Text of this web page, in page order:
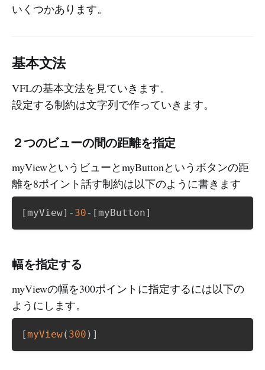
いくつかあります。
基本文法
VFLの基本文法を見ていきます。
設定する制約は文字列で作っていきます。
２つのビューの間の距離を指定
myViewというビューとmyButtonというボタンの距
離を8ポイント話す制約は以下のように書きます
[ myView] - 30- [ myButton]
幅を指定する
myViewの幅を300ポイントに指定するには以下の
ようにします。
[myView( 300 ) ]